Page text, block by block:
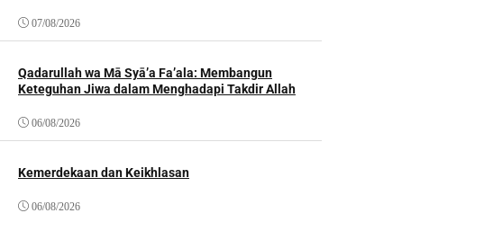
07/08/2026
Qadarullah wa Mā Syā’a Fa’ala: Membangun
Keteguhan Jiwa dalam Menghadapi Takdir Allah
06/08/2026
Kemerdekaan dan Keikhlasan
06/08/2026